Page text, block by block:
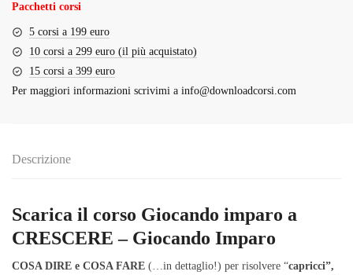
Pacchetti corsi
5 corsi a 199 euro
10 corsi a 299 euro (il più acquistato)
15 corsi a 399 euro
Per maggiori informazioni scrivimi a info@downloadcorsi.com
Descrizione
Scarica il corso Giocando imparo a
CRESCERE – Giocando Imparo
COSA DIRE e COSA FARE (…in dettaglio!) per risolvere “capricci”,